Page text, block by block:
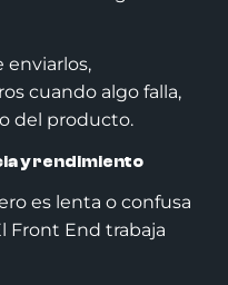
enviarlos,
cuando algo falla,
del producto.
y rendimiento
es lenta o confusa
Front End trabaja